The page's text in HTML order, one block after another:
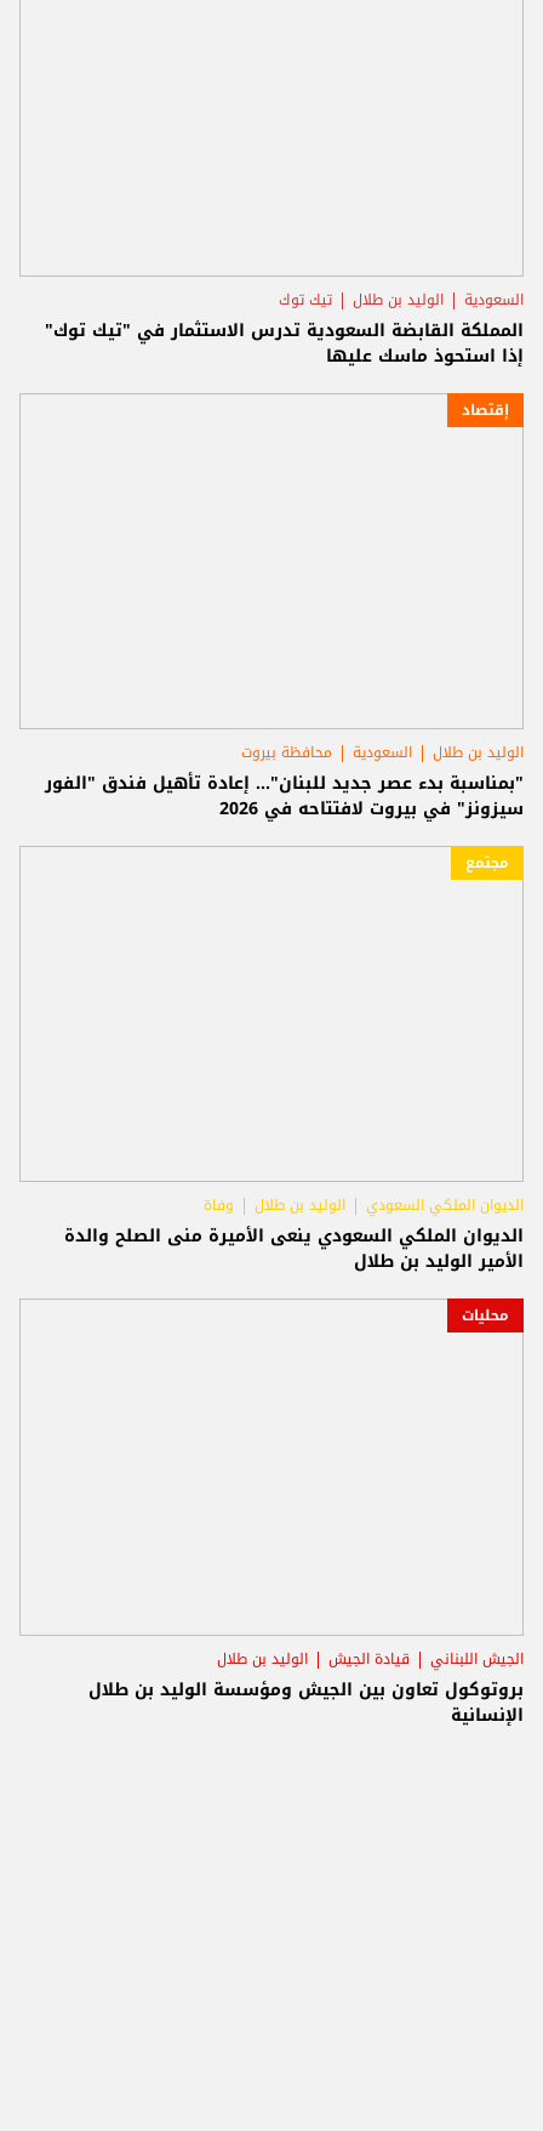
السعودية الوليد بن طلال تيك توك
المملكة القابضة السعودية تدرس الاستثمار في "تيك توك"
إذا استحوذ ماسك عليها
إقتصاد
الوليد بن طلال السعودية محافظة بيروت
"بمناسبة بدء عصر جديد للبنان"... إعادة تأهيل فندق "الفور
سيزونز" في بيروت لافتتاحه في 2026
مجتمع
الديوان الملكي السعودي الوليد بن طلال وفاة
الديوان الملكي السعودي ينعى الأميرة منى الصلح والدة
الأمير الوليد بن طلال
محليات
الجيش اللبناني قيادة الجيش الوليد بن طلال
بروتوكول تعاون بين الجيش ومؤسسة الوليد بن طلال
الإنسانية